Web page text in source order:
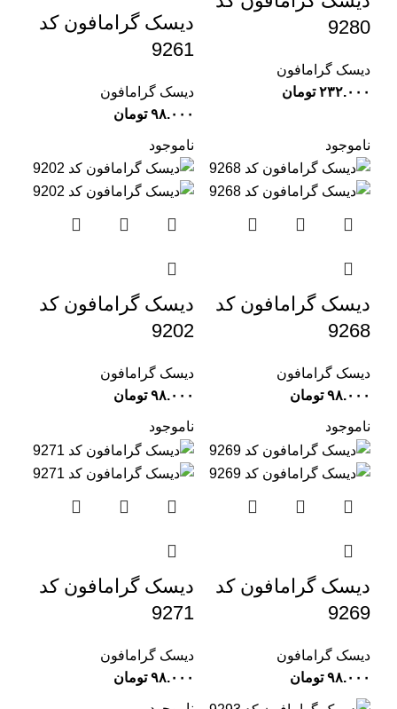
9280
دیسک گرامافون
تومان
دیسک گرامافون کد
9261
دیسک گرامافون
تومان
ناموجود
دیسک گرامافون کد
9268
دیسک گرامافون
تومان
ناموجود
دیسک گرامافون کد
9202
دیسک گرامافون
تومان
ناموجود
دیسک گرامافون کد
9269
دیسک گرامافون
تومان
ناموجود
دیسک گرامافون کد
9271
دیسک گرامافون
تومان